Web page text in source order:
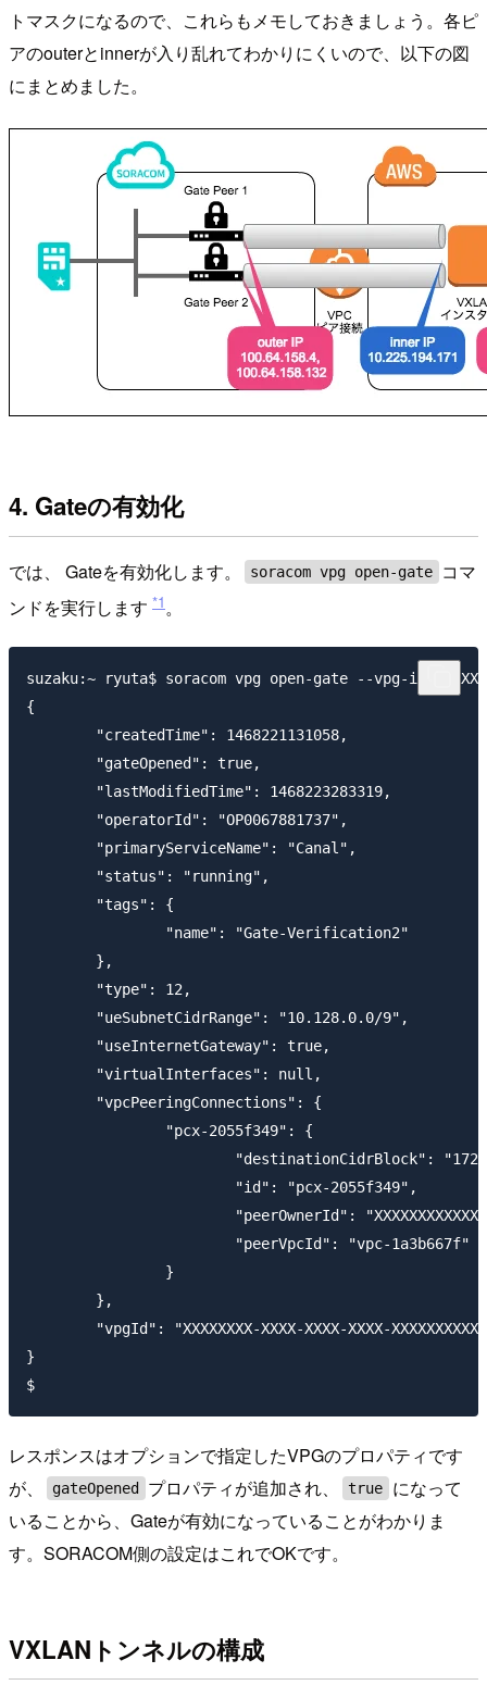
トマスクになるので、これらもメモしておきましょう。各ピ
アのouterとinnerが入り乱れてわかりにくいので、以下の図
にまとめました。
4. Gateの有効化
では、 Gateを有効化します。 soracom vpg open-gate
コマ
ンドを実行します *1。
suzaku:~ ryuta$ soracom vpg open-gate --vpg-id XXXXXXXX-
{
}
レスポンスはオプションで指定したVPGのプロパティです
が、
gateOpened プロパティが追加され、 true
になって
いることから、Gateが有効になっていることがわかりま
す。SORACOM側の設定はこれでOKです。
VXLANトンネルの構成